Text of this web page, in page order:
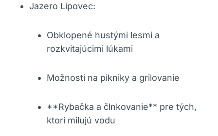
Jazero Lipovec:
Obklopené hustými lesmi a
rozkvitajúcimi lúkami
Možnosti na pikniky a grilovanie
**Rybačka a člnkovanie** pre tých,
ktorí milujú vodu